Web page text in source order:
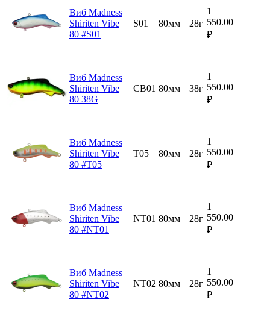
Виб Madness
Shiriten Vibe
80 #S01
S01 80мм 28г
1
550.00
₽
Виб Madness
Shiriten Vibe
80 38G
CB01 80мм 38г
1
550.00
₽
Виб Madness
Shiriten Vibe
80 #T05
T05 80мм 28г
1
550.00
₽
Виб Madness
Shiriten Vibe
80 #NT01
NT01 80мм 28г
1
550.00
₽
Виб Madness
Shiriten Vibe
80 #NT02
NT02 80мм 28г
1
550.00
₽